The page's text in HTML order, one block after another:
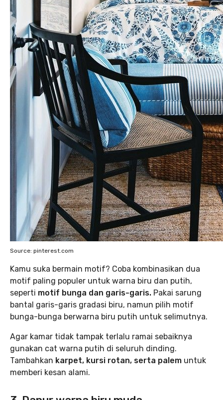
Source: pinterest.com
Kamu suka bermain motif? Coba kombinasikan dua
motif paling populer untuk warna biru dan putih,
seperti motif bunga dan garis-garis. Pakai sarung
bantal garis-garis gradasi biru, namun pilih motif
bunga-bunga berwarna biru putih untuk selimutnya.
Agar kamar tidak tampak terlalu ramai sebaiknya
gunakan cat warna putih di seluruh dinding.
Tambahkan karpet, kursi rotan, serta palem untuk
memberi kesan alami.